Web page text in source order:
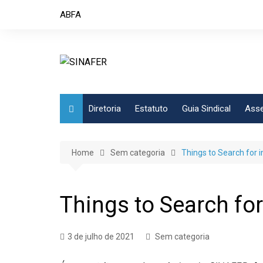
ABFA
Diretoria Estatuto Guia Sindical
Home Sem categoria Things to Search for
Things to Search
3 de julho de 2021 Sem categoria